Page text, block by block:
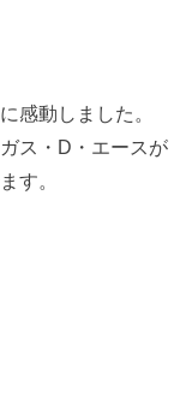
感動しました。
ス・D・エースが
す。